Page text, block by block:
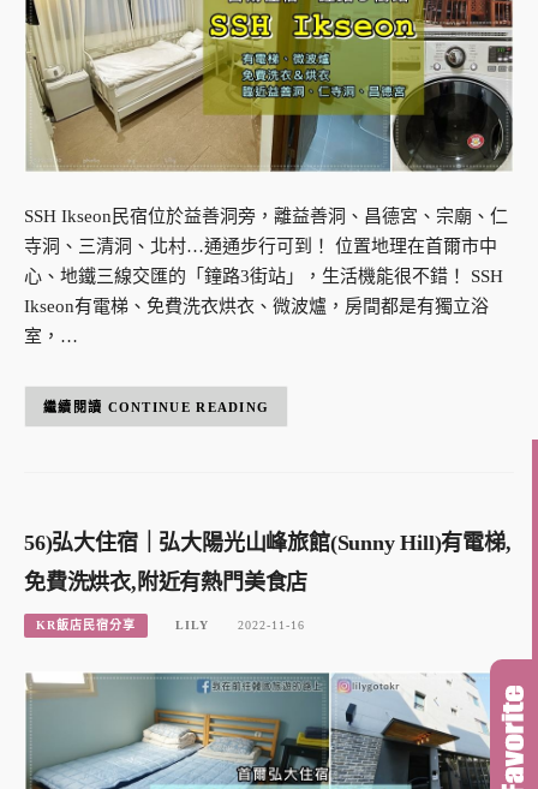
SSH Ikseon民宿位於益善洞旁，離益善洞、昌德宮、宗廟、仁
寺洞、三清洞、北村…通通步行可到！ 位置地理在首爾市中
心、地鐵三線交匯的「鐘路3街站」，生活機能很不錯！ SSH
Ikseon有電梯、免費洗衣烘衣、微波爐，房間都是有獨立浴
室，…
CONTINUE READING
56)弘大住宿｜弘大陽光山峰旅館(Sunny Hill)有電梯,
免費洗烘衣,附近有熱門美食店
KR飯店民宿分享 LILY 2022-11-16